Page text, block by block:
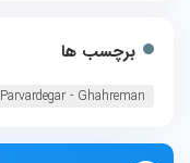
برچسب ها
Parvardegar - Ghahreman